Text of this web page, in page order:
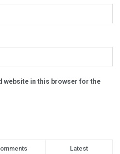
website in this browser for the
Latest